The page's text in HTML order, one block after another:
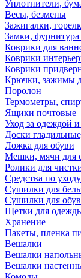
Уплотнители,
Весы, безмены
Зажигалки,
Замки, фурнитура
Коврики для
Коврики
Коврики
Крючки, зажимы
Поролон
Термометры,
Ящики почтовые
Уход за одеждой
Доски
Ложка для обуви
Мешки, мячи для
Ролики для
Средства по
Сушилки для
Сушилки для
Щетки для
Хранение
Пакеты, пленка
Вешалки
Вешалки
Вешалки